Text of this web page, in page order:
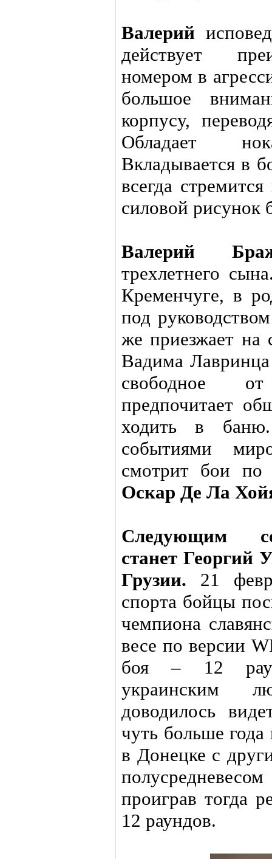
Валерий
действует
номером в
большое
корпусу,
Обладает
Вкладывается в
всегда
силовой рисунок
Валерий
трехлетнего
Кременчуге, в
под
же приезжает на
Вадима
свободное
предпочитает
ходить в баню.
событиями
смотрит бои
Оскар Де Ла
Следующим
станет Георгий
Грузии. 21
спорта бойцы
чемпиона
весе по версии
боя – 12
украинским
доводилось
чуть больше года
в Донецке с
проиграв тогда
12 раундов.